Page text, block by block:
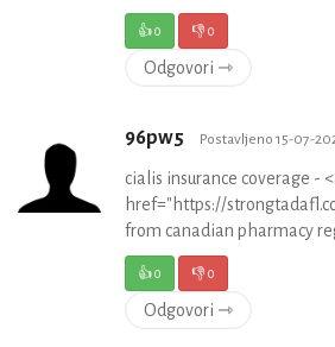
👍0 👎0
Odgovori ⇾
96pw5 Postavljeno 15-07-
cialis insurance coverage -
href="https://
from canadian pharmacy
👍0 👎0
Odgovori ⇾